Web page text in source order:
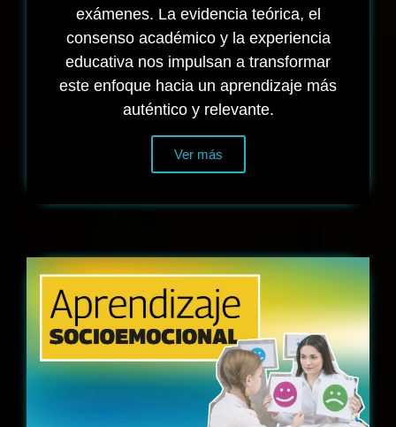
exámenes. La evidencia teórica, el
consenso académico y la experiencia
educativa nos impulsan a transformar
este enfoque hacia un aprendizaje más
auténtico y relevante.
Ver más